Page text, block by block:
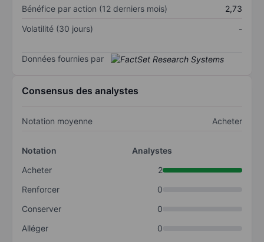
Bénéfice par action (12 derniers mois)
2,73
Volatilité (30 jours)
-
Données fournies par
Consensus des analystes
Notation moyenne Acheter
Notation
Analystes
Acheter
2
Renforcer
0
Conserver
0
Alléger
0